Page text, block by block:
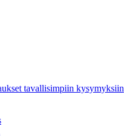
tavallisimpiin kysymyksiin